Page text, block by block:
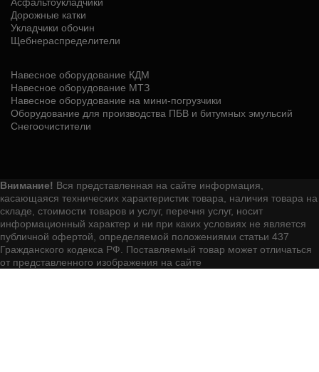
Дорожные катки
Укладчики обочин
Щебнераспределители
Навесное оборудование КДМ
Навесное оборудование МТЗ
Навесное оборудование на мини-погрузчики
Оборудование для производства ПБВ и битумных эмульсий
Снегоочистители
Внимание! Вся представленная на сайте информация,
касающаяся технических характеристик товара, наличия товара на
складе, стоимости товаров и услуг, перечня услуг, носит
информационный характер и ни при каких условиях не является
публичной офертой, определяемой положениями статьи 437
Гражданского кодекса РФ. Поставляемый товар может отличаться
от представленного изображения на сайте